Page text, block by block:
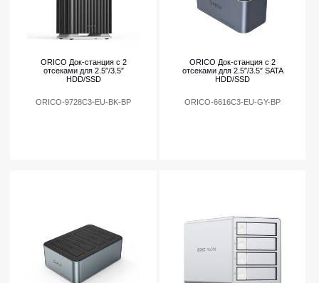
ORICO Док-станция с 2
отсеками для 2.5″/3.5″
HDD/SSD
ORICO-9728C3-EU-BK-BP
ORICO Док-станция с 2
отсеками для 2.5″/3.5″ SATA
HDD/SSD
ORICO-6616C3-EU-GY-BP